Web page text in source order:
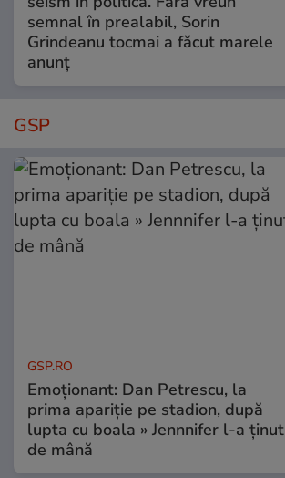
semnal în prealabil, Sorin
Grindeanu tocmai a făcut marele
anunț
GSP
GSP.RO
Emoționant: Dan Petrescu, la
prima apariție pe stadion, după
lupta cu boala » Jennnifer l-a ținut
de mână